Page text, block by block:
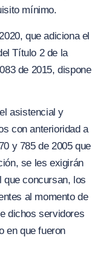
mínimo.
que adiciona el
Título 2 de la
de 2015, dispone
asistencial y
con anterioridad a
y 785 de 2005 que
se les exigirán
que concursan, los
al momento de
dichos servidores
en que fueron